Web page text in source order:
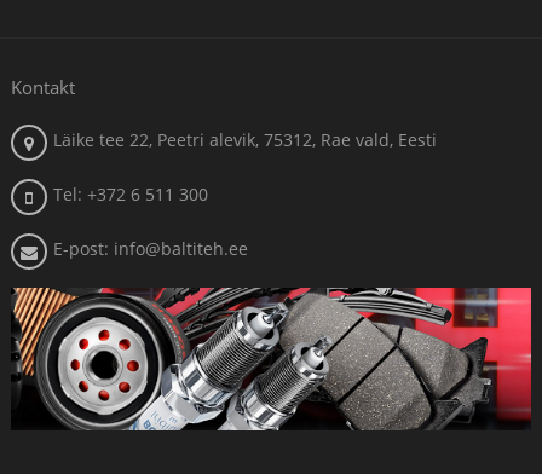
Kontakt
Läike tee 22, Peetri alevik, 75312, Rae vald, Eesti
Tel: +372 6 511 300
E-post: info@baltiteh.ee